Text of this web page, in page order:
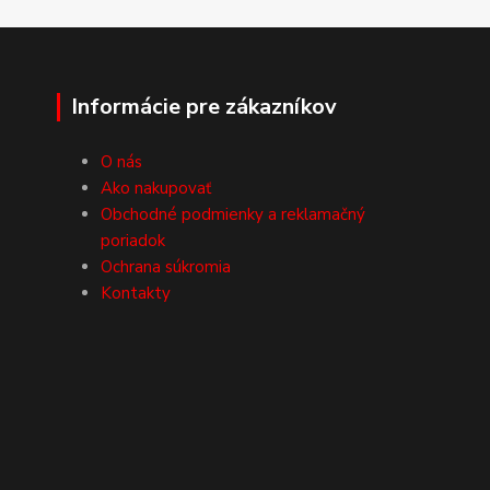
Informácie pre zákazníkov
O nás
Ako nakupovať
Obchodné podmienky a reklamačný
poriadok
Ochrana súkromia
Kontakty